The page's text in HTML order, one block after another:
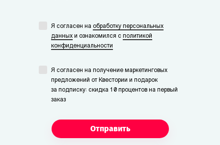
Я согласен на обработку персональных
данных и ознакомился с политикой
конфиденциальности
Я согласен на получение маркетинговых
предложений от Квестории и подарок
за подписку: скидка 10 процентов на первый
заказ
Отправить